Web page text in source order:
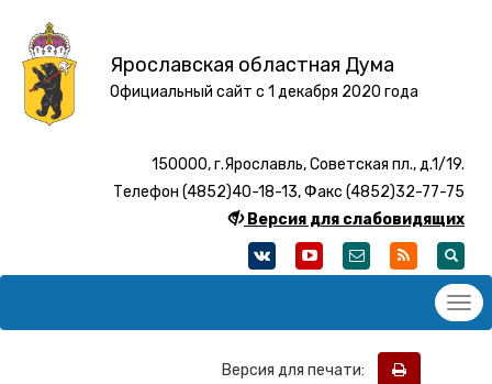
Ярославская областная Дума
Официальный сайт с 1 декабря 2020 года
150000, г.Ярославль, Советская пл., д.1/19.
Телефон (4852)40-18-13, Факс (4852)32-77-75
Версия для слабовидящих
Версия для печати: